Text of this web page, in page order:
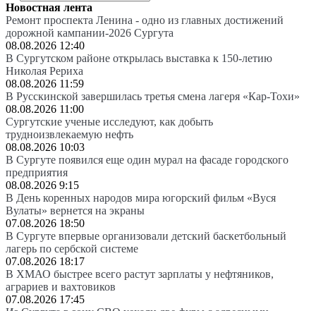
Новостная лента
Ремонт проспекта Ленина - одно из главных достижений
дорожной кампании-2026 Сургута
08.08.2026 12:40
В Сургутском районе открылась выставка к 150-летию
Николая Рериха
08.08.2026 11:59
В Русскинской завершилась третья смена лагеря «Кар-Тохи»
08.08.2026 11:00
Сургутские ученые исследуют, как добыть
трудноизвлекаемую нефть
08.08.2026 10:03
В Сургуте появился еще один мурал на фасаде городского
предприятия
08.08.2026 9:15
В День коренных народов мира югорский фильм «Вуся
Вулаты» вернется на экраны
07.08.2026 18:50
В Сургуте впервые организовали детский баскетбольный
лагерь по сербской системе
07.08.2026 18:17
В ХМАО быстрее всего растут зарплаты у нефтяников,
аграриев и вахтовиков
07.08.2026 17:45